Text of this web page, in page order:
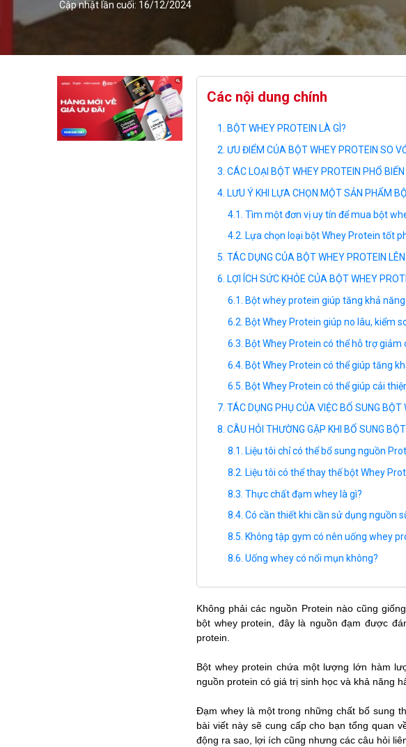
Cập nhật lần cuối: 16/12/2024
Các nội dung chính
BỘT WHEY PROTEIN LÀ GÌ?
ƯU ĐIỂM CỦA BỘT WHEY PROTEIN SO
CÁC LOẠI BỘT WHEY PROTEIN PHỔ
LƯU Ý KHI LỰA CHỌN MỘT SẢN PHẨM
Tìm một đơn vị uy tín để mua bột
Lựa chọn loại bột Whey Protein tốt
TÁC DỤNG CỦA BỘT WHEY PROTEIN
LỢI ÍCH SỨC KHỎE CỦA BỘT WHEY
Bột whey protein giúp tăng khả
Bột Whey Protein giúp no lâu, kiểm
Bột Whey Protein có thể hỗ trợ giảm
Bột Whey Protein có thể giúp tăng
Bột Whey Protein có thể giúp cải
TÁC DỤNG PHỤ CỦA VIỆC BỔ SUNG BỘT
CÂU HỎI THƯỜNG GẶP KHI BỔ SUNG
Liệu tôi chỉ có thể bổ sung nguồn
Liệu tôi có thể thay thế bột Whey
Thực chất đạm whey là gì?
Có cần thiết khi cần sử dụng nguồn
Không tập gym có nên uống whey
Uống whey có nổi mụn không?
Không phải các nguồn Protein nào cũng
bột whey protein, đây là nguồn đạm được
protein.
Bột whey protein chứa một lượng lớn hàm
nguồn protein có giá trị sinh học và khả năng
Đạm whey là một trong những chất bổ sung
bài viết này sẽ cung cấp cho bạn tổng quan
động ra sao, lợi ích cũng nhưng các câu hỏi